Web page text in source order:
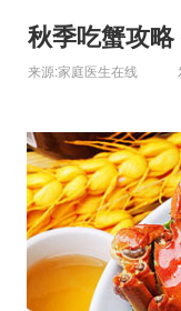
秋季吃蟹攻
来源:家庭医生在线 发